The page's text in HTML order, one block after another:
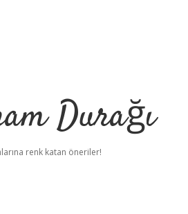
Durağı
renk katan öneriler!